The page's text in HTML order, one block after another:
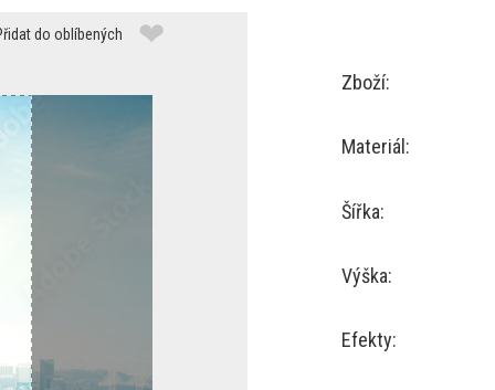
do oblíbených ❤
Zboží:
Materiál:
Šířka:
Výška:
Efekty: